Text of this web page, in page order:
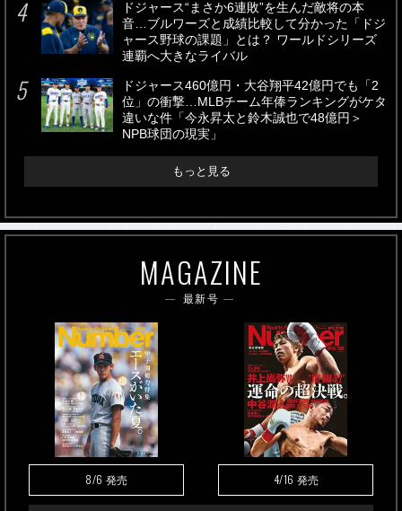
ドジャース“まさか6連敗”を生んだ敵将の本
音…ブルワーズと成績比較して分かった「ドジ
ャース野球の課題」とは？ ワールドシリーズ
連覇へ大きなライバル
ドジャース460億円・大谷翔平42億円でも「2
位」の衝撃…MLBチーム年俸ランキングがケタ
違いな件「今永昇太と鈴木誠也で48億円＞
NPB球団の現実」
もっと見る
MAGAZINE
最新号
8/6 発売 4/16 発売